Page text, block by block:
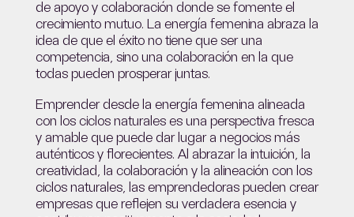
de apoyo y colaboración donde se fomente el
crecimiento mutuo. La energía femenina abraza la
idea de que el éxito no tiene que ser una
competencia, sino una colaboración en la que
todas pueden prosperar juntas.
Emprender desde la energía femenina alineada
con los ciclos naturales es una perspectiva fresca
y amable que puede dar lugar a negocios más
auténticos y florecientes. Al abrazar la intuición, la
creatividad, la colaboración y la alineación con los
ciclos naturales, las emprendedoras pueden crear
empresas que reflejen su verdadera esencia y